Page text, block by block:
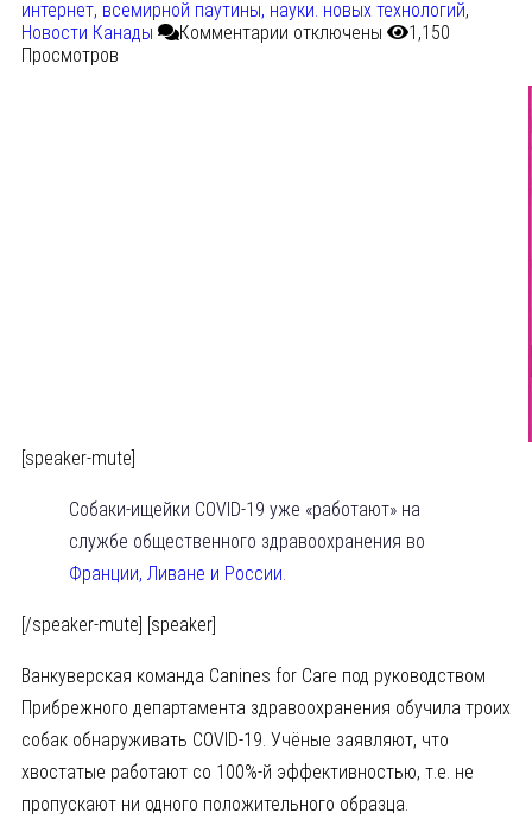
интернет, всемирной паутины, науки. новых технологий,
Новости Канады
Комментарии отключены
1,150
Просмотров
[speaker-mute]
Собаки-ищейки COVID-19 уже «работают» на
службе общественного здравоохранения во
Франции, Ливане и России.
[/speaker-mute] [speaker]
Ванкуверская команда Canines for Care под руководством
Прибрежного департамента здравоохранения обучила троих
собак обнаруживать COVID-19. Учёные заявляют, что
хвостатые работают со 100%-й эффективностью, т.е. не
пропускают ни одного положительного образца.